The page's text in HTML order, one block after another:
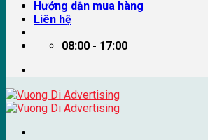
Hướng dẫn mua hàng
Liên hệ
08:00 - 17:00